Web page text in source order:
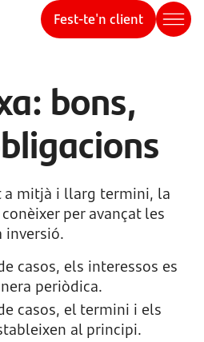
Fest-te'n client
bons,
a mitjà i llarg termini, la
per avançat les
inversió.
casos, els interessos es
periòdica.
casos, el termini i els
al principi.